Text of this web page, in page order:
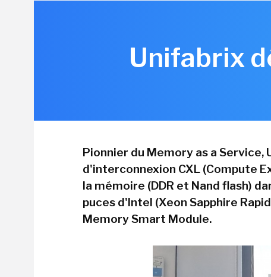
Unifabrix
Pionnier du Memory as a Service,
d'interconnexion CXL (Compute
la mémoire (DDR et Nand flash)
puces d'Intel (Xeon Sapphire
Memory Smart Module.